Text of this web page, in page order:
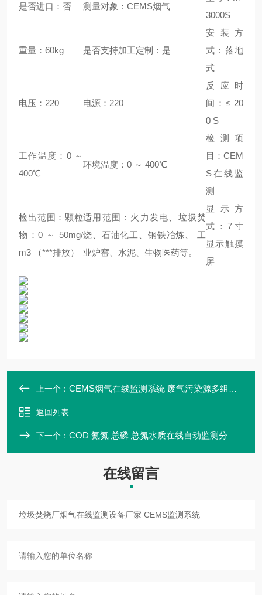
是否进口：否 测量对象：CEMS烟气
3000S
重量：60kg 是否支持加工定制：是
安装方
式：落地
式
电压：220 电源：220
反应时
间：≤ 20
0 S
工作温度：0 ～
400℃
环境温度：0 ～ 400℃
检测项
目：CEM
S在线监
测
检出范围：颗粒
物：0 ～ 50mg/
m3 （***排放）
适用范围：火力发电、垃圾焚
烧、石油化工、钢铁冶炼、 工
业炉窑、水泥、生物医药等。
显示方
式：7寸
显示触摸
屏
上一个： CEMS烟气在线监测系统 废气污染源多组分气体分析仪
返回列表
下一个： COD 氨氮 总磷 总氮水质在线自动监测分析仪器厂家
在线留言